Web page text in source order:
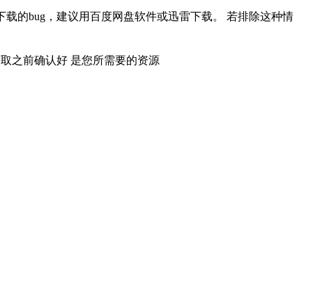
的bug，建议用百度网盘软件或迅雷下载。 若排除这种情
之前确认好 是您所需要的资源